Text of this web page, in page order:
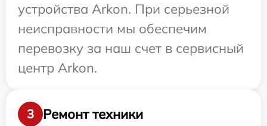
устройства Arkon. При серьезной
неисправности мы обеспечим
перевозку за наш счет в сервисный
центр Arkon.
3
Ремонт техники